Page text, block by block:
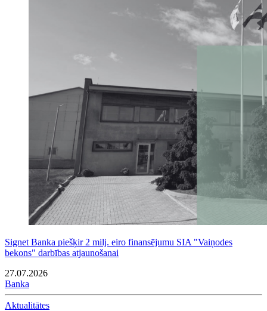
Signet Banka piešķir 2 milj. eiro finansējumu SIA "Vaiņodes
bekons" darbības atjaunošanai
27.07.2026
Banka
Aktualitātes